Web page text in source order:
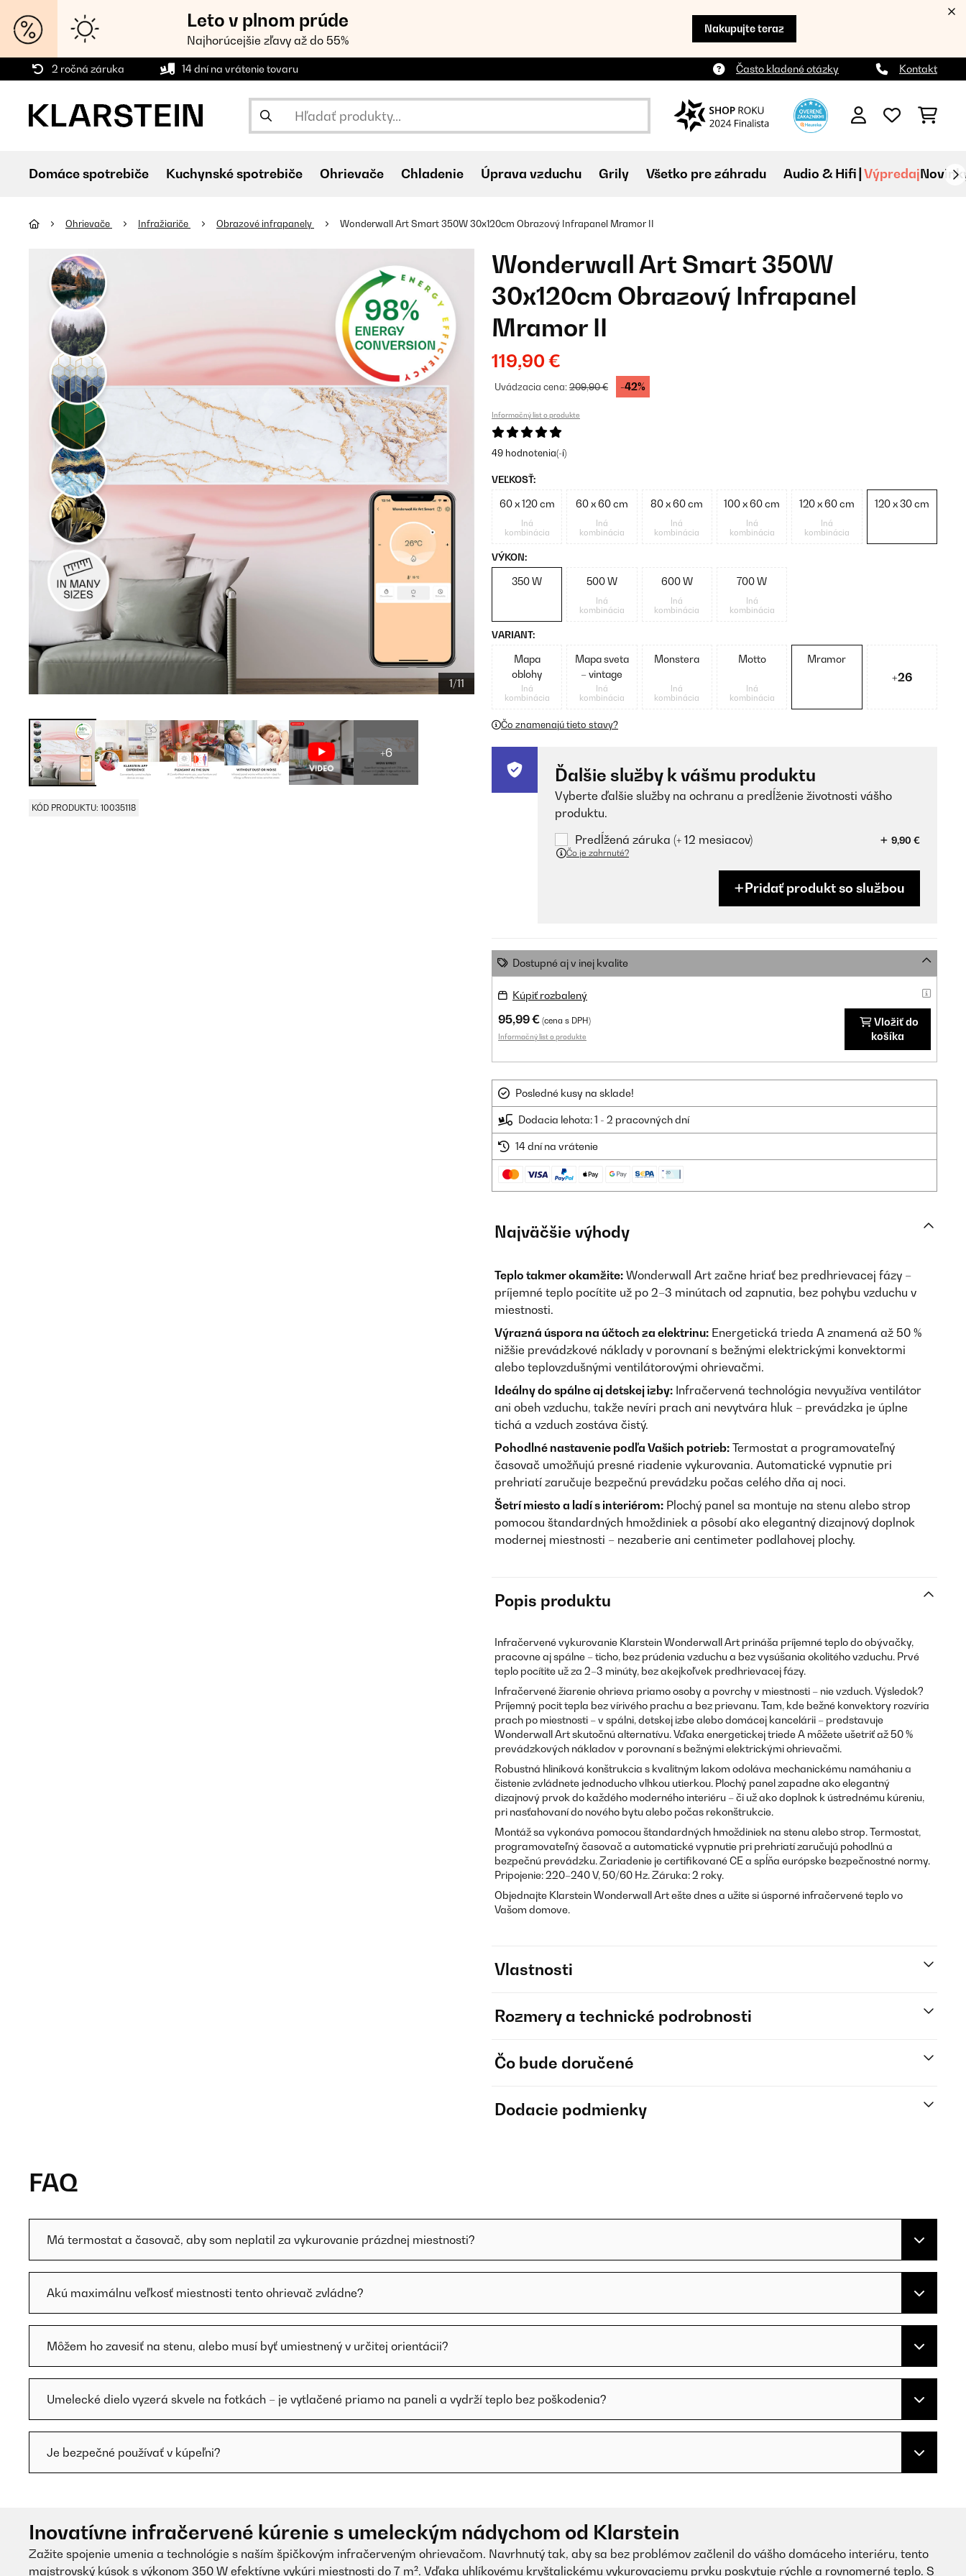
Leto v plnom prúde
Najhorúcejšie zľavy až do 55%
Nakupujte teraz
2 ročná záruka 14 dní na vrátenie tovaru Často kladené otázky Kontakt
Domáce spotrebiče Kuchynské spotrebiče Ohrievače Chladenie Úprava vzduchu Grily Všetko pre záhradu Audio & Hifi Výpredaj
Ohrievače Infražiariče Obrazové infrapanely Wonderwall Art Smart 350W 30x120cm Obrazový Infrapanel Mramor II
1/11
+6
KÓD PRODUKTU: 10035118
Wonderwall Art Smart 350W
30x120cm Obrazový Infrapanel
Mramor II
119,90 €
Uvádzacia cena:209,90 € -42%
Informačný list o produkte
49 hodnotenia(-í)
VEĽKOSŤ:
60 x 120 cm
Iná
kombinácia
60 x 60 cm
Iná
kombinácia
80 x 60 cm
Iná
kombinácia
100 x 60 cm
Iná
kombinácia
120 x 60 cm
Iná
kombinácia
120 x 30 cm
VÝKON:
350 W 500 W
Iná
kombinácia
600 W
Iná
kombinácia
700 W
Iná
kombinácia
VARIANT:
Mapa
oblohy
Iná
kombinácia
Mapa sveta
– vintage
Iná
kombinácia
Monstera
Iná
kombinácia
Motto
Iná
kombinácia
Mramor
+26
Čo znamenajú tieto stavy?
Ďalšie služby k vášmu produktu
Vyberte ďalšie služby na ochranu a predĺženie životnosti vášho
produktu.
Predĺžená záruka (+ 12 mesiacov)
9,90 €
Čo je zahrnuté?
Pridať produkt so službou
Dostupné aj v inej kvalite
Kúpiť rozbalený
95,99 € (cena s DPH)
Informačný list o produkte
Vložiť do
košíka
Posledné kusy na sklade!
Dodacia lehota: 1 - 2 pracovných dní
14 dní na vrátenie
Najväčšie výhody
Teplo takmer okamžite: Wonderwall Art začne hriať bez predhrievacej fázy –
príjemné teplo pocítite už po 2–3 minútach od zapnutia, bez pohybu vzduchu v
miestnosti.
Výrazná úspora na účtoch za elektrinu: Energetická trieda A znamená až 50 %
nižšie prevádzkové náklady v porovnaní s bežnými elektrickými konvektormi
alebo teplovzdušnými ventilátorovými ohrievačmi.
Ideálny do spálne aj detskej izby: Infračervená technológia nevyužíva ventilátor
ani obeh vzduchu, takže nevíri prach ani nevytvára hluk – prevádzka je úplne
tichá a vzduch zostáva čistý.
Pohodlné nastavenie podľa Vašich potrieb: Termostat a programovateľný
časovač umožňujú presné riadenie vykurovania. Automatické vypnutie pri
prehriatí zaručuje bezpečnú prevádzku počas celého dňa aj noci.
Šetrí miesto a ladí s interiérom: Plochý panel sa montuje na stenu alebo strop
pomocou štandardných hmoždiniek a pôsobí ako elegantný dizajnový doplnok
modernej miestnosti – nezaberie ani centimeter podlahovej plochy.
Popis produktu
Infračervené vykurovanie Klarstein Wonderwall Art prináša príjemné teplo do obývačky,
pracovne aj spálne – ticho, bez prúdenia vzduchu a bez vysúšania okolitého vzduchu. Prvé
teplo pocítite už za 2–3 minúty, bez akejkoľvek predhrievacej fázy.
Infračervené žiarenie ohrieva priamo osoby a povrchy v miestnosti – nie vzduch. Výsledok?
Príjemný pocit tepla bez vírivého prachu a bez prievanu. Tam, kde bežné konvektory rozvíria
prach po miestnosti – v spálni, detskej izbe alebo domácej kancelárii – predstavuje
Wonderwall Art skutočnú alternatívu. Vďaka energetickej triede A môžete ušetriť až 50 %
prevádzkových nákladov v porovnaní s bežnými elektrickými ohrievačmi.
Robustná hliníková konštrukcia s kvalitným lakom odoláva mechanickému namáhaniu a
čistenie zvládnete jednoducho vlhkou utierkou. Plochý panel zapadne ako elegantný
dizajnový prvok do každého moderného interiéru – či už ako doplnok k ústrednému kúreniu,
pri nasťahovaní do nového bytu alebo počas rekonštrukcie.
Montáž sa vykonáva pomocou štandardných hmoždiniek na stenu alebo strop. Termostat,
programovateľný časovač a automatické vypnutie pri prehriatí zaručujú pohodlnú a
bezpečnú prevádzku. Zariadenie je certifikované CE a spĺňa európske bezpečnostné normy.
Pripojenie: 220–240 V, 50/60 Hz. Záruka: 2 roky.
Objednajte Klarstein Wonderwall Art ešte dnes a užite si úsporné infračervené teplo vo
Vašom domove.
Vlastnosti
Rozmery a technické podrobnosti
Čo bude doručené
Dodacie podmienky
FAQ
Má termostat a časovač, aby som neplatil za vykurovanie prázdnej miestnosti?
Akú maximálnu veľkosť miestnosti tento ohrievač zvládne?
Môžem ho zavesiť na stenu, alebo musí byť umiestnený v určitej orientácii?
Umelecké dielo vyzerá skvele na fotkách – je vytlačené priamo na paneli a vydrží teplo bez poškodenia?
Je bezpečné používať v kúpeľni?
Inovatívne infračervené kúrenie s umeleckým nádychom od Klarstein
Zažite spojenie umenia a technológie s naším špičkovým infračerveným ohrievačom. Navrhnutý tak, aby sa bez problémov začlenil do vášho domáceho interiéru, tento
majstrovský kúsok s výkonom 350 W efektívne vykúri miestnosti do 7 m². Vďaka uhlíkovému kryštalickému vykurovaciemu prvku poskytuje rýchle a rovnomerné teplo. S